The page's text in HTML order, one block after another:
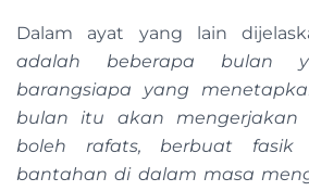
Dalam ayat yang lain
adalah beberapa bulan
barangsiapa yang
bulan itu akan
boleh rafats, berbuat fasik
bantahan di dalam masa